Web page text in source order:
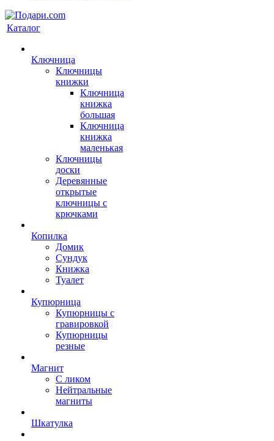
Каталог
Ключница
Ключницы
книжки
Ключница
книжка
большая
Ключница
книжка
маленькая
Ключницы
доски
Деревянные
открытые
ключницы с
крючками
Копилка
Домик
Сундук
Книжка
Туалет
Купюрница
Купюрницы с
гравировкой
Купюрницы
резные
Магнит
С ликом
Нейтральные
магниты
Шкатулка